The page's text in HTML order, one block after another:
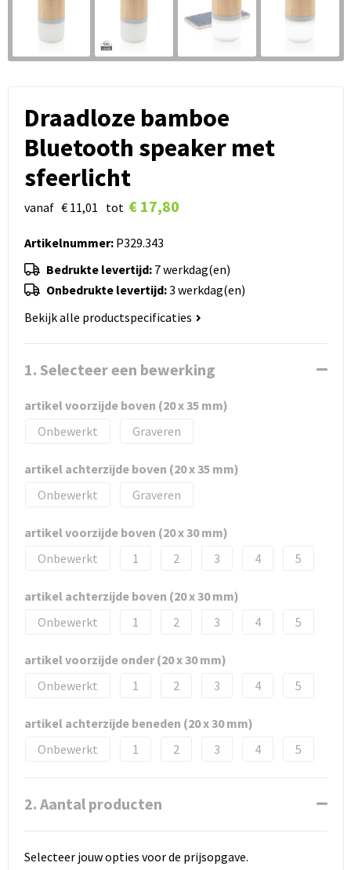
Draadloze bamboe
Bluetooth speaker met
sfeerlicht
vanaf € 11,01 tot € 17,80
Artikelnummer:P329.343
Bedrukte levertijd: 7 werkdag(en)
Onbedrukte levertijd:3 werkdag(en)
Bekijk alle productspecificaties
1. Selecteer een bewerking
artikel voorzijde boven (20 x 35 mm)
Onbewerkt
Graveren
artikel achterzijde boven (20 x 35 mm)
Onbewerkt
Graveren
artikel voorzijde boven (20 x 30 mm)
Onbewerkt
1 2 3 4 5
artikel achterzijde boven (20 x 30 mm)
Onbewerkt
1 2 3 4 5
artikel voorzijde onder (20 x 30 mm)
Onbewerkt
1 2 3 4 5
artikel achterzijde beneden (20 x 30 mm)
Onbewerkt
1 2 3 4 5
2. Aantal producten
Selecteer jouw opties voor de prijsopgave.